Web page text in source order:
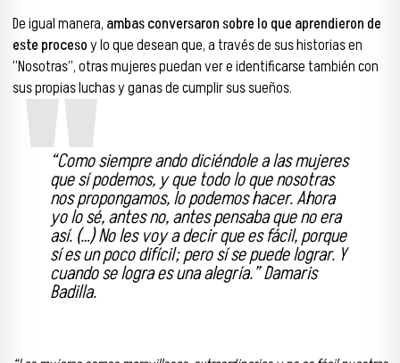
De igual manera, ambas conversaron sobre lo que aprendieron de
este procesoy lo que desean que, a través de sus historias en
“Nosotras”, otras mujeres puedan ver e identificarse también con
sus propias luchas y ganas de cumplir sus sueños.
“Como siempre ando diciéndole a las mujeres
que sí podemos, y que todo lo que nosotras
nos propongamos, lo podemos hacer. Ahora
yo lo sé, antes no, antes pensaba que no era
así. (…) No les voy a decir que es fácil, porque
sí es un poco difícil; pero sí se puede lograr. Y
cuando se logra es una alegría.” Damaris
Badilla.